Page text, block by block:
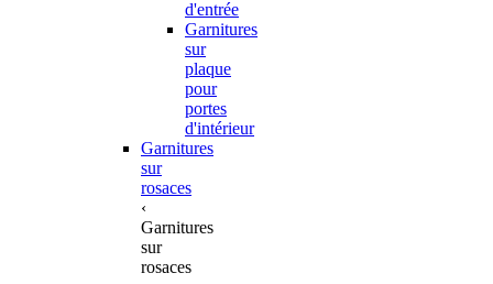
d'entrée
Garnitures
sur
plaque
pour
portes
d'intérieur
Garnitures
sur
rosaces
‹
Garnitures
sur
rosaces